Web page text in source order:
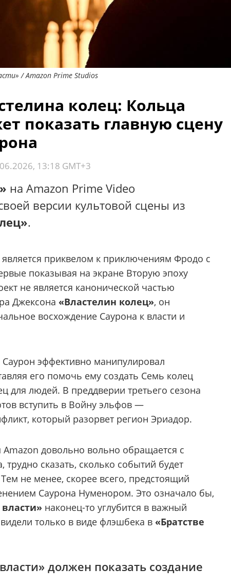
/ Amazon Prime Studios
колец: Кольца
показать главную сцену
13:18 GMT+3
на Amazon Prime Video
версии культовой сцены из
.
приквелом к ​​приключениям Фродо с
показывая на экране Вторую эпоху
не является канонической частью
Джексона «Властелин колец», он
восхождение Саурона к власти и
эффективно манипулировал
его помочь ему создать Семь колец
для людей. В преддверии третьего сезона
вступить в Войну эльфов —
который разорвет регион Эриадор.
Amazon довольно вольно обращается с
трудно сказать, сколько событий будет
не менее, скорее всего, предстоящий
Саурона Нуменором. Это означало бы,
наконец-то углубится в важный
только в виде флэшбека в «Братстве
должен показать создание